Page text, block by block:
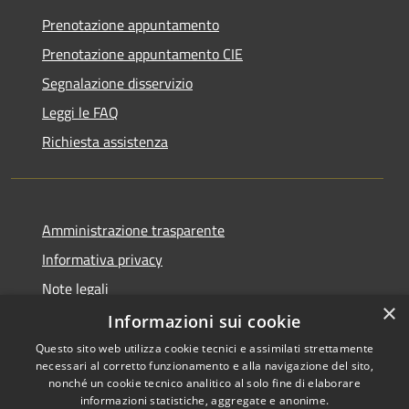
Prenotazione appuntamento
Prenotazione appuntamento CIE
Segnalazione disservizio
Leggi le FAQ
Richiesta assistenza
Amministrazione trasparente
Informativa privacy
Note legali
Dichiarazione di accessibilità
×
Informazioni sui cookie
Questo sito web utilizza cookie tecnici e assimilati strettamente
necessari al corretto funzionamento e alla navigazione del sito,
nonché un cookie tecnico analitico al solo fine di elaborare
informazioni statistiche, aggregate e anonime.